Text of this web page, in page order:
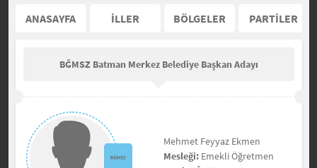
ANASAYFA İLLER BÖLGELER PARTİLER
BĞMSZ Batman Merkez Belediye Başkan Adayı
Mehmet Feyyaz Ekmen
Mesleği: Emekli Öğretmen